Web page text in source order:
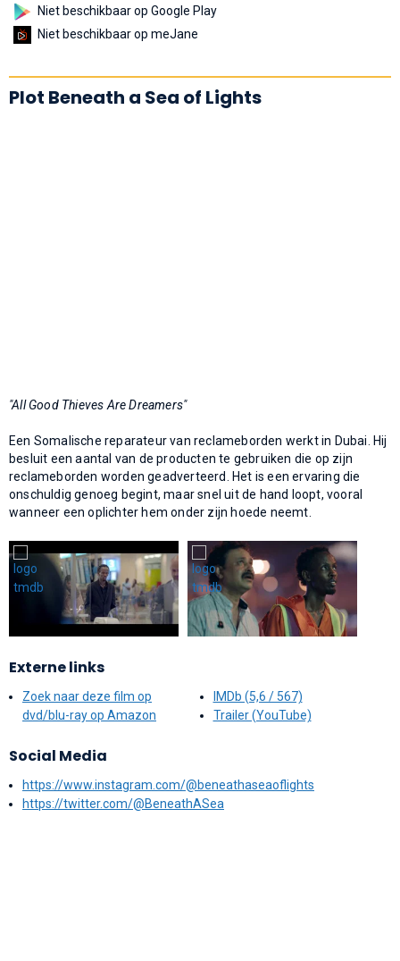
Niet beschikbaar op Google Play
Niet beschikbaar op meJane
Plot Beneath a Sea of Lights
"All Good Thieves Are Dreamers"
Een Somalische reparateur van reclameborden werkt in Dubai. Hij
besluit een aantal van de producten te gebruiken die op zijn
reclameborden worden geadverteerd. Het is een ervaring die
onschuldig genoeg begint, maar snel uit de hand loopt, vooral
wanneer een oplichter hem onder zijn hoede neemt.
Externe links
Zoek naar deze film op
dvd/blu-ray op Amazon
IMDb (5,6 / 567)
Trailer (YouTube)
Social Media
https://www.instagram.com/@beneathaseaoflights
https://twitter.com/@BeneathASea